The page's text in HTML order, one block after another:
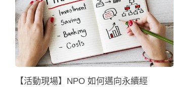
【活動現場】NPO 如何邁向永續經